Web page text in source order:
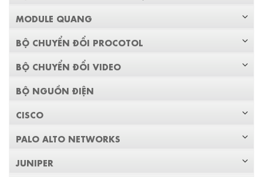
MODULE QUANG
BỘ CHUYỂN ĐỔI PROCOTOL
BỘ CHUYỂN ĐỔI VIDEO
BỘ NGUỒN ĐIỆN
CISCO
PALO ALTO NETWORKS
JUNIPER